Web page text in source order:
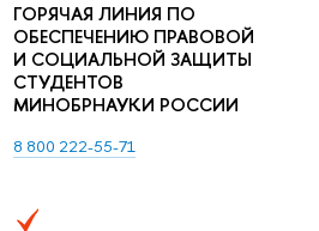
ГОРЯЧАЯ ЛИНИЯ ПО
ОБЕСПЕЧЕНИЮ ПРАВОВОЙ
И СОЦИАЛЬНОЙ ЗАЩИТЫ
СТУДЕНТОВ
МИНОБРНАУКИ РОССИИ
8 800 222-55-71